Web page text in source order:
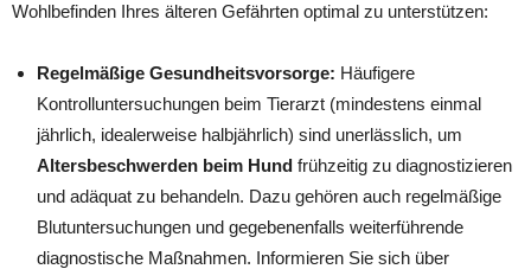
Wohlbefinden Ihres älteren Gefährten optimal zu unterstützen:
Regelmäßige Gesundheitsvorsorge: Häufigere
Kontrolluntersuchungen beim Tierarzt (mindestens einmal
jährlich, idealerweise halbjährlich) sind unerlässlich, um
Altersbeschwerden beim Hund frühzeitig zu diagnostizieren
und adäquat zu behandeln. Dazu gehören auch regelmäßige
Blutuntersuchungen und gegebenenfalls weiterführende
diagnostische Maßnahmen. Informieren Sie sich über